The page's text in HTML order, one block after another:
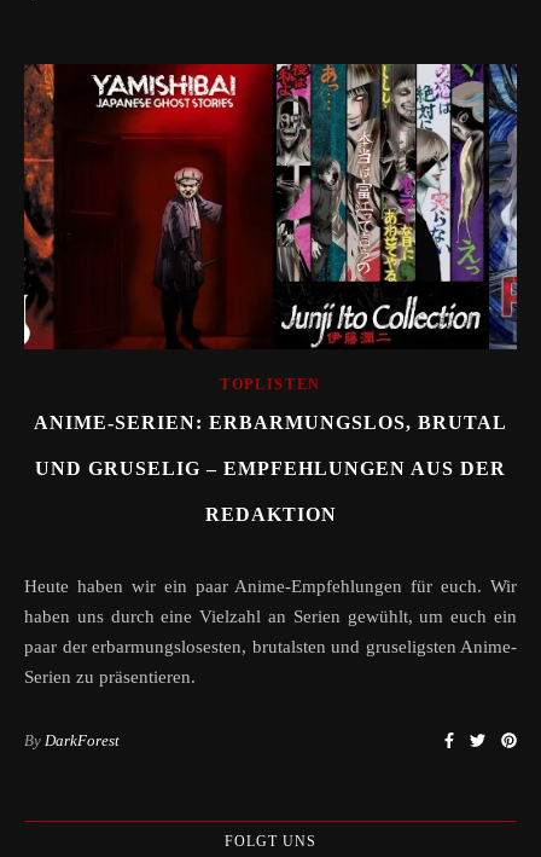
TOPLISTEN
ANIME-SERIEN: ERBARMUNGSLOS, BRUTAL
UND GRUSELIG – EMPFEHLUNGEN AUS DER
REDAKTION
Heute haben wir ein paar Anime-Empfehlungen für euch. Wir
haben uns durch eine Vielzahl an Serien gewühlt, um euch ein
paar der erbarmungslosesten, brutalsten und gruseligsten Anime-
Serien zu präsentieren.
By DarkForest
FOLGT UNS